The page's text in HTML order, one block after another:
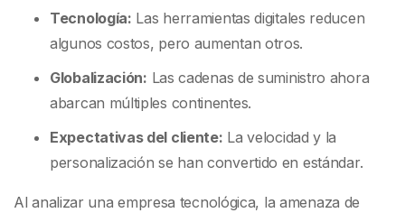
Tecnología: Las herramientas digitales reducen
algunos costos, pero aumentan otros.
Globalización: Las cadenas de suministro ahora
abarcan múltiples continentes.
Expectativas del cliente: La velocidad y la
personalización se han convertido en estándar.
Al analizar una empresa tecnológica, la amenaza de